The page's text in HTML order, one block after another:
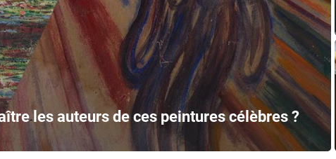
les auteurs de ces peintures célèbres ?